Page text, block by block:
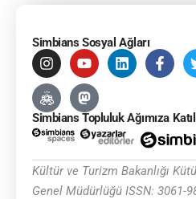
Simbians Sosyal Ağları
Simbians Topluluk Ağımıza
Kültür ve Turizm Bakanlığı
Genel Müdürlüğü ISSN: 3061-